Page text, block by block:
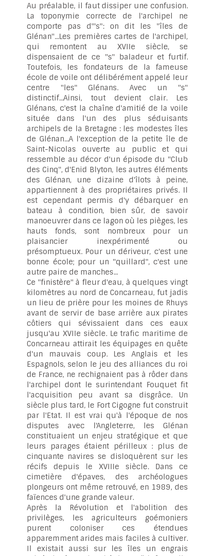
Au préalable, il faut dissiper une confusion.
La toponymie correcte de l'archipel ne
comporte pas d'"s": on dit les "îles de
Glénan"...Les premières cartes de l'archipel,
qui remontent au XVIIe siècle, se
dispensaient de ce "s" baladeur et furtif.
Toutefois, les fondateurs de la fameuse
école de voile ont délibérément appelé leur
centre "les" Glénans. Avec un "s"
distinctif...Ainsi, tout devient clair. Les
Glénans, c'est la chaîne d'amitié de la voile
située dans l'un des plus séduisants
archipels de la Bretagne : les modestes îles
de Glénan...A l'exception de la petite île de
Saint-Nicolas ouverte au public et qui
ressemble au décor d'un épisode du "Club
des Cinq", d'Enid Blyton, les autres éléments
des Glénan, une dizaine d'îlots à peine,
appartiennent à des propriétaires privés. Il
est cependant permis d'y débarquer en
bateau à condition, bien sûr, de savoir
manoeuvrer dans ce lagon où les pièges, les
hauts fonds, sont nombreux pour un
plaisancier inexpérimenté ou
présomptueux. Pour un dériveur, c'est une
bonne école; pour un "quillard", c'est une
autre paire de manches...
Ce "finistère" à fleur d'eau, à quelques vingt
kilomètres au nord de Concarneau, fut jadis
un lieu de prière pour les moines de Rhuys
avant de servir de base arrière aux pirates
côtiers qui sévissaient dans ces eaux
jusqu'au XVIIe siècle. Le trafic maritime de
Concarneau attirait les équipages en quête
d'un mauvais coup. Les Anglais et les
Espagnols, selon le jeu des alliances du roi
de France, ne rechignaient pas à rôder dans
l'archipel dont le surintendant Fouquet fit
l'acquisition peu avant sa disgrâce. Un
siècle plus tard, le Fort Cigogne fut construit
par l'Etat. Il est vrai qu'à l'époque de nos
disputes avec l'Angleterre, les Glénan
constituaient un enjeu stratégique et que
leurs parages étaient périlleux : plus de
cinquante navires se disloquèrent sur les
récifs depuis le XVIIIe siècle. Dans ce
cimetière d'épaves, des archéologues
plongeurs ont même retrouvé, en 1989, des
faïences d'une grande valeur.
Après la Révolution et l'abolition des
privilèges, les agriculteurs goémoniers
purent coloniser ces étendues
apparemment arides mais faciles à cultiver.
Il existait aussi sur les îles un engrais